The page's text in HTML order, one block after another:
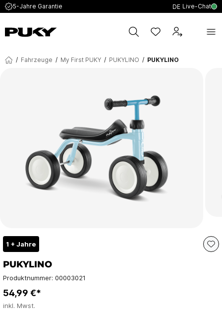
5-Jahre Garantie DE Live-Chat
/ Fahrzeuge / My First PUKY / PUKYLINO / PUKYLINO
1 + Jahre
PUKYLINO
Produktnummer: 00003021
54,99 €*
inkl. Mwst.